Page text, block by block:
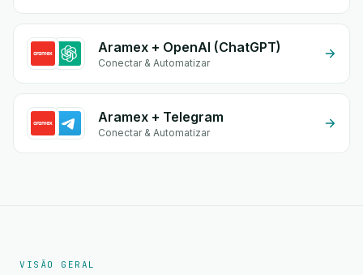
Aramex + OpenAI (ChatGPT)
Conectar & Automatizar
Aramex + Telegram
Conectar & Automatizar
VISÃO GERAL